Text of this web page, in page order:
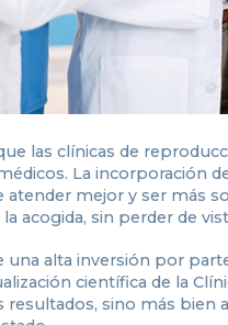
las clínicas de
La incorporación
atender mejor y ser más
acogida, sin perder de
una alta inversión por
científica de la
sino más